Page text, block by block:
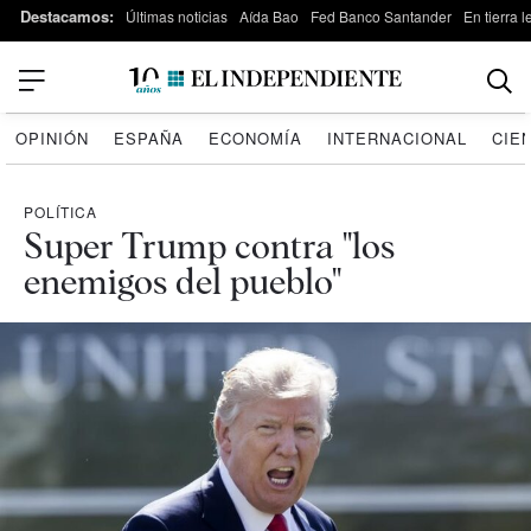
Destacamos: Últimas noticias Aída Bao Fed Banco Santander En tierra
OPINIÓN ESPAÑA ECONOMÍA INTERNACIONAL
POLÍTICA
Super Trump contra "los
enemigos del pueblo"